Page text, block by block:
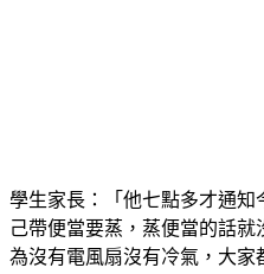
學生家長：「他七點多才通知
己帶便當要蒸，蒸便當的話
為沒有電風扇沒有冷氣，大